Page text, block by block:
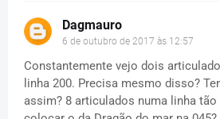
Dagmauro
6 de outubro de 2017 às 12:57
Constantemente vejo dois
linha 200. Precisa mesmo disso?
assim? 8 articulados numa linha tão